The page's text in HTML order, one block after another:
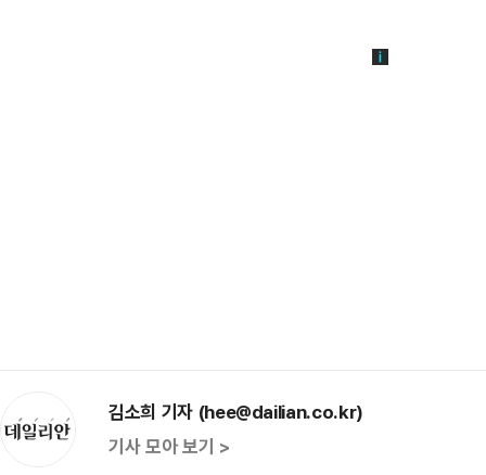
김소희 기자 (hee@dailian.co.kr)
기사 모아 보기 >